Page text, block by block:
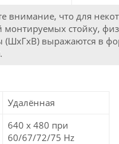
внимание, что для
монтируемых стойку,
(ШxГxВ) выражаются в
Удалённая
640 x 480 при
60/67/72/75 Hz